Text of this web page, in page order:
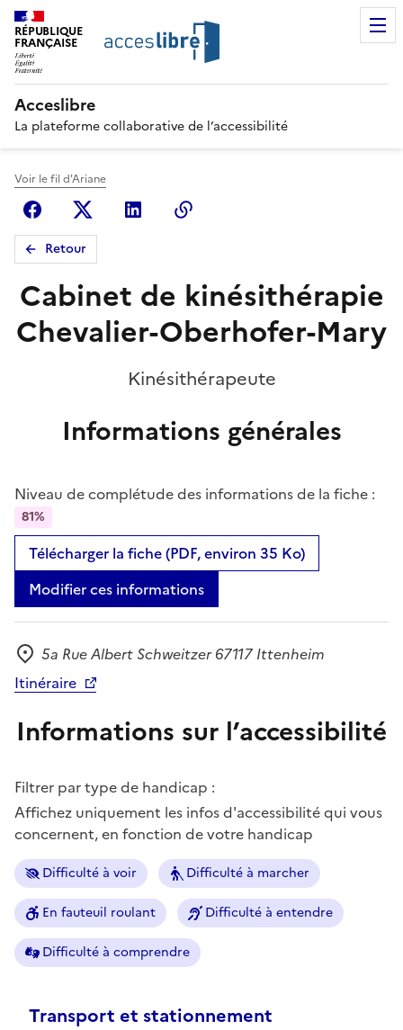
RÉPUBLIQUE
FRANÇAISE
Acceslibre
La plateforme collaborative de l’accessibilité
Voir le fil d'Ariane
FacebookX (anciennement Twitter)
Linkedin
Retour
Cabinet de kinésithérapie
Chevalier-Oberhofer-Mary
Kinésithérapeute
Informations générales
Niveau de complétude des informations de la fiche :
81%
Télécharger la fiche (PDF, environ 35 Ko)
Modifier ces informations
Adresse
5a Rue Albert Schweitzer 67117 Ittenheim
Itinéraire
Informations sur l’accessibilité
Filtrer par type de handicap :
Affichez uniquement les infos d'accessibilité qui vous
concernent, en fonction de votre handicap
Difficulté à voir Difficulté à marcher
En fauteuil roulant Difficulté à entendre
Difficulté à comprendre
Transport et stationnement